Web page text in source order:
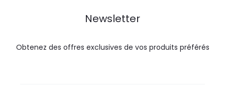
Newsletter
Obtenez des offres exclusives de vos produits préférés